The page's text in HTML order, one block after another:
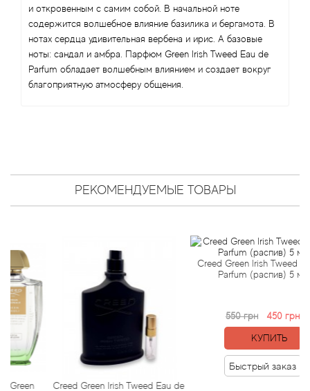
и откровенным с самим собой. В начальной ноте
содержится волшебное влияние базилика и бергамота. В
нотах сердца удивительная вербена и ирис. А базовые
ноты: сандал и амбра. Парфюм Green Irish Tweed Eau de
Parfum обладает волшебным влиянием и создает вокруг
благоприятную атмосферу общения.
РЕКОМЕНДУЕМЫЕ ТОВАРЫ
Creed Green Irish Tweed Eau de
Creed Green Irish Tweed Eau de
Parfum (распив) 5 мл
550 грн
450 грн
КУПИТЬ
Быстрый заказ
Balenciaga
Balmain
Bamotte
Bebe
Benetton
Bentley
Beso Beach